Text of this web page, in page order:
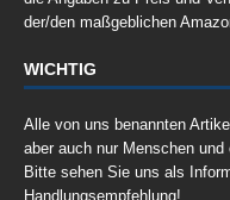
der/den maßgeblichen
WICHTIG
Alle von uns benannten
aber auch nur Menschen
Bitte sehen Sie uns als
Handlungsempfehlung!